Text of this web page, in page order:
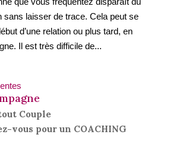
sans laisser de trace. Cela peut se
d’une relation ou plus tard, en
Il est très difficile de...
Couple
vous pour un COACHING